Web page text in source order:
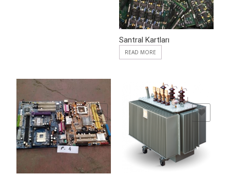
Santral Kartları
READ MORE
ADD TO WISHLIST ADD TO WISHLIST